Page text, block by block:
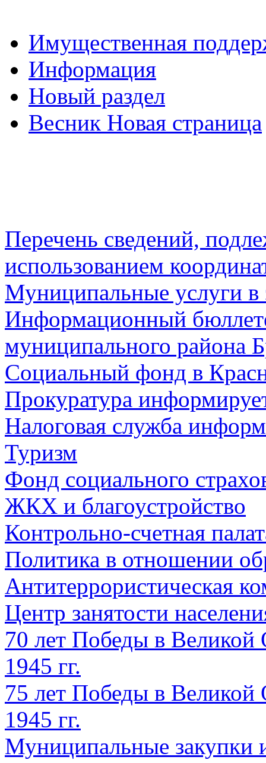
Имущественная
Информация
Новый раздел
Весник Новая страница
Перечень сведений,
использованием
Муниципальные услуги в
Информационный
муниципального района
Социальный фонд в
Прокуратура
Налоговая служба
Туризм
Фонд социального
ЖКХ и благоустройство
Контрольно-счетная
Политика в отношении
Антитеррористическая
Центр занятости
70 лет Победы в Великой
1945 гг.
75 лет Победы в Великой
1945 гг.
Муниципальные закупки